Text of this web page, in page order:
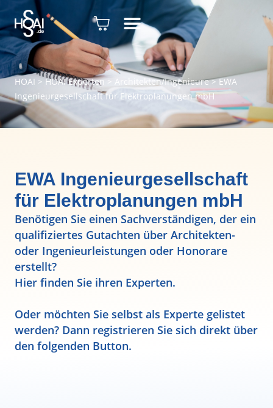
HOAI > HOAI Experten> Architekten/Ingenieure>EWA
Ingenieurgesellschaft für Elektroplanungen mbH
EWA Ingenieurgesellschaft
für Elektroplanungen mbH
Benötigen Sie einen Sachverständigen, der ein
qualifiziertes Gutachten über Architekten-
oder Ingenieurleistungen oder Honorare
erstellt?
Hier finden Sie ihren Experten.
Oder möchten Sie selbst als Experte gelistet
werden? Dann registrieren Sie sich direkt über
den folgenden Button.